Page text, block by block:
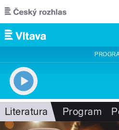
Přejít k hlavnímu obsahu
Literatura Program